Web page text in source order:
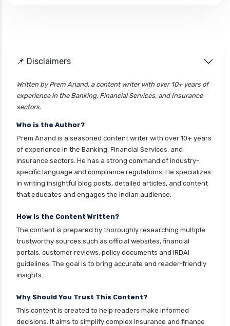
personal loan eligibility hdfc
personal loan eligibility idfc
personal loan eligibility incred
personal loan eligibility indusind bank
personal loan eligibility kotak
personal loan eligibility shriram
personal loan eligibility tata capital
personal loan eligibility yes bank
personal loan for ca
personal loan for defence personnel
personal loan for home renovation
personal loan for it professionals
📌 Disclaimers
Written by Prem Anand, a content writer with over 10+ years of
experience in the Banking, Financial Services, and Insurance
sectors.
Who is the Author?
Prem Anand is a seasoned content writer with over 10+ years
of experience in the Banking, Financial Services, and
Insurance sectors. He has a strong command of industry-
specific language and compliance regulations. He specializes
in writing insightful blog posts, detailed articles, and content
that educates and engages the Indian audience.
How is the Content Written?
The content is prepared by thoroughly researching multiple
trustworthy sources such as official websites, financial
portals, customer reviews, policy documents and IRDAI
guidelines. The goal is to bring accurate and reader-friendly
insights.
Why Should You Trust This Content?
This content is created to help readers make informed
decisions. It aims to simplify complex insurance and finance